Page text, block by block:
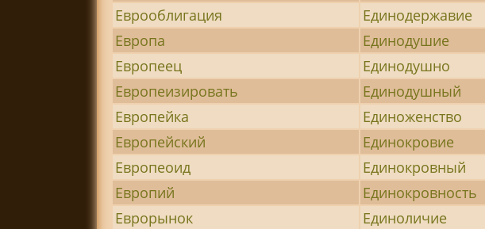
Еврооблигация
Единодержавие
Европа
Единодушие
Европеец
Единодушно
Европеизировать
Единодушный
Европейка
Единоженство
Европейский
Единокровие
Европеоид
Единокровный
Европий
Единокровность
Еврорынок
Единоличие